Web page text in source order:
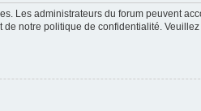
Les administrateurs du forum peuvent
notre politique de confidentialité.